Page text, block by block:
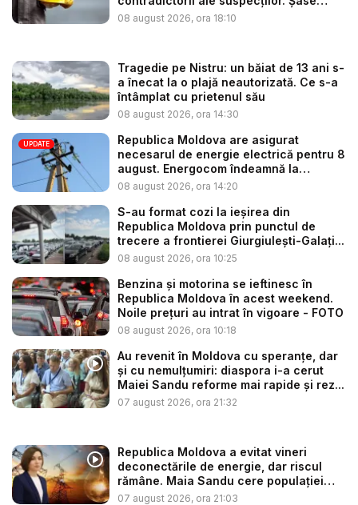
per...
08 august 2026, ora 18:10
Tragedie pe Nistru: un băiat de 13 ani s-
a înecat la o plajă neautorizată. Ce s-a
întâmplat cu prietenul său
08 august 2026, ora 14:30
UPDATE
Republica Moldova are asigurat
necesarul de energie electrică pentru 8
august. Energocom îndeamnă la
consu...
08 august 2026, ora 14:20
S-au format cozi la ieșirea din
Republica Moldova prin punctul de
trecere a frontierei Giurgiulești-Galați...
08 august 2026, ora 10:25
Benzina și motorina se ieftinesc în
Republica Moldova în acest weekend.
Noile prețuri au intrat în vigoare - FOTO
08 august 2026, ora 10:18
Au revenit în Moldova cu speranțe, dar
și cu nemulțumiri: diaspora i-a cerut
Maiei Sandu reforme mai rapide și rez...
07 august 2026, ora 21:32
Republica Moldova a evitat vineri
deconectările de energie, dar riscul
rămâne. Maia Sandu cere populației
să...
07 august 2026, ora 21:03